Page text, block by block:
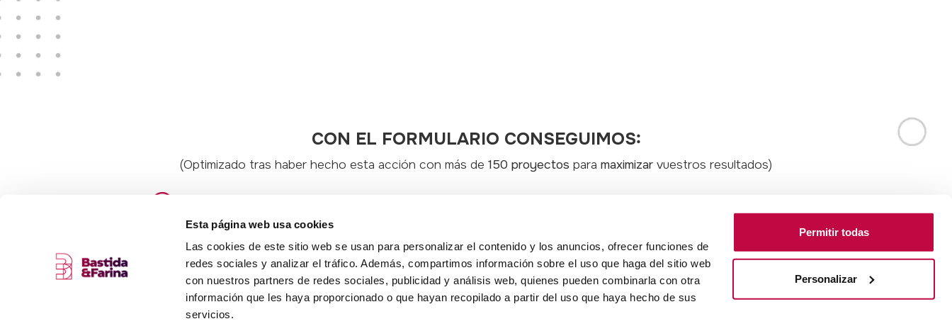
Esta página web usa cookies
Las cookies de este sitio web se usan para personalizar el contenido y los anuncios, ofrecer funciones de
redes sociales y analizar el tráfico. Además, compartimos información sobre el uso que haga del sitio web
con nuestros partners de redes sociales, publicidad y análisis web, quienes pueden combinarla con otra
información que les haya proporcionado o que hayan recopilado a partir del uso que haya hecho de sus
servicios.
Permitir todas
Personalizar
CON EL FORMULARIO CONSEGUIMOS:
(Optimizado tras haber hecho esta acción con más de 150 proyectos para maximizar vuestros resultados)
Alinearos con nuestroequipopara que entendáis que osvamos a pedirsobre vuestro proyecto.
Darnos tiempo a explicaroscuales son lospróximos pasos tras la reunión para cerrar todo el círculo.